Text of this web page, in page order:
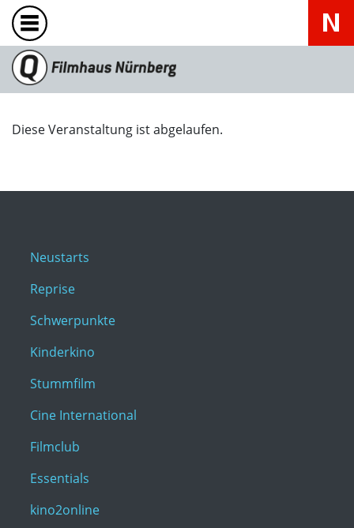
Diese Veranstaltung ist abgelaufen.
Neustarts
Reprise
Schwerpunkte
Kinderkino
Stummfilm
Cine International
Filmclub
Essentials
kino2online